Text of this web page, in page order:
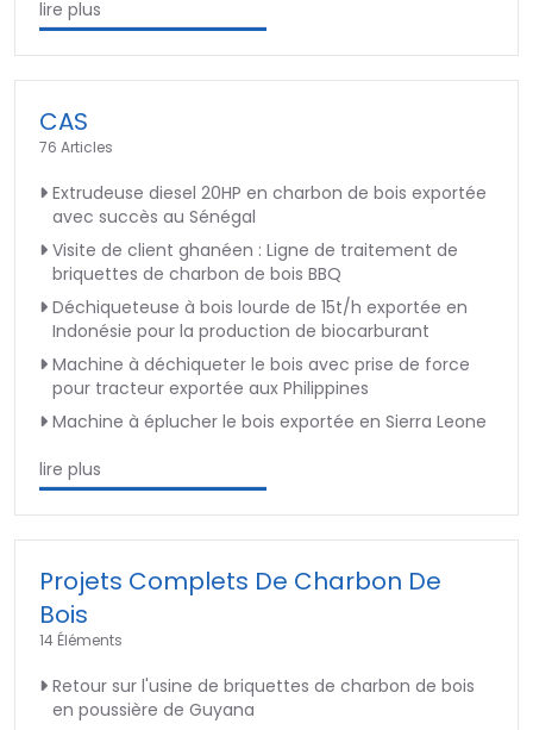
lire plus
CAS
76 Articles
Extrudeuse diesel 20HP en charbon de bois exportée
avec succès au Sénégal
Visite de client ghanéen : Ligne de traitement de
briquettes de charbon de bois BBQ
Déchiqueteuse à bois lourde de 15t/h exportée en
Indonésie pour la production de biocarburant
Machine à déchiqueter le bois avec prise de force
pour tracteur exportée aux Philippines
Machine à éplucher le bois exportée en Sierra Leone
lire plus
Projets Complets De Charbon De
Bois
14 Éléments
Retour sur l'usine de briquettes de charbon de bois
en poussière de Guyana